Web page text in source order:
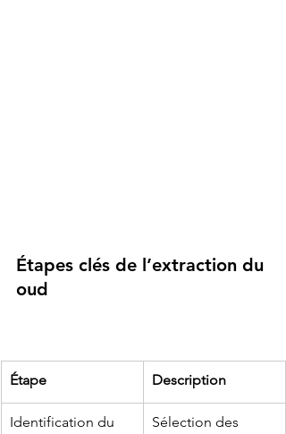
Étapes clés de l’extraction du
oud
Étape Description
Identification du
Sélection des